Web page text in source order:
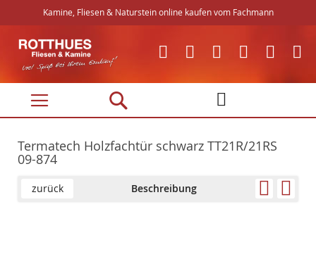
Kamine, Fliesen & Naturstein online kaufen vom Fachmann
Direkt
zum
Inhalt
Termatech Holzfachtür schwarz TT21R/21RS
09-874
zurück Beschreibung